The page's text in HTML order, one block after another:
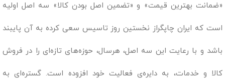
«ضمانت بهترین قیمت» و «تضمین اصل بودن کالا» سه اصل اولیه
است که ایران چاپگراز نخستین روز تاسیس سعی کرده به آن پایبند
باشد و با رعایت این سه اصل، هرسال، حوزه‌های تازه‌ای را در فروش
کالا و خدمات، به دایره‌ی فعالیت خود افزوده است. گستره‌ای به